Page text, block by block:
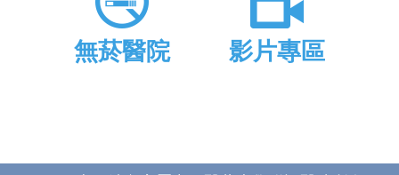
無菸醫院 影片專區